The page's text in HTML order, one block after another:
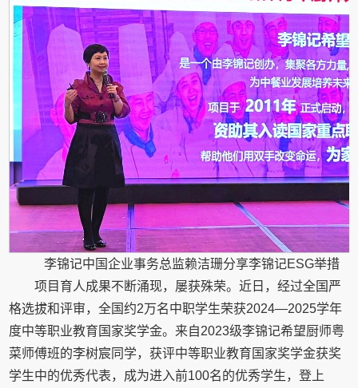
李锦记中国企业事务总监赖洁珊分享李锦记ESG举措
项目育人成果不断涌现，屡获殊荣。近日，经过全国严
格选拔和评审，全国约2万名中职学生荣获2024—2025学年
度中等职业教育国家奖学金。来自2023级李锦记希望厨师粤
菜师傅班的李树宸同学，获评中等职业教育国家奖学金获奖
学生中的优秀代表，成为进入前100名的优秀学生，登上